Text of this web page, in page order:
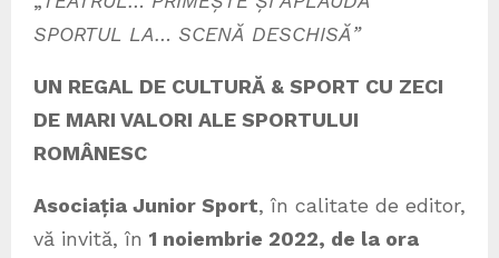
SPORTUL LA… SCENĂ DESCHISĂ”
UN REGAL DE CULTURĂ & SPORT CU ZECI
DE MARI VALORI ALE SPORTULUI
ROMÂNESC
Asociația Junior Sport, în calitate de editor,
vă invită, în 1 noiembrie 2022, de la ora